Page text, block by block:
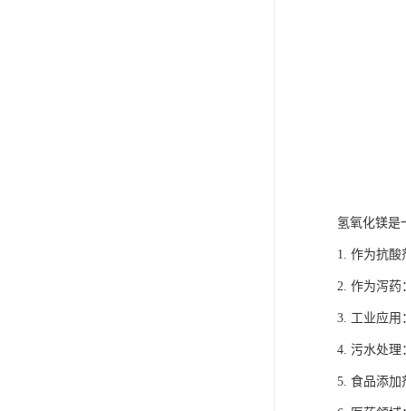
氢氧化镁是
1. 作为抗酸
2. 作为泻药
3. 工业应用
4. 污水处理
5. 食品添加